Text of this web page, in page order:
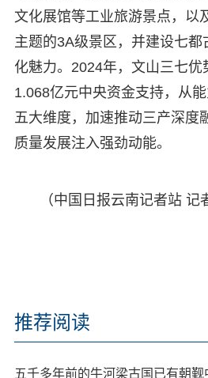
文化展馆等工业旅游景点，以
主题的3A级景区，并建设七都
化魅力。2024年，文山三七优
1.068亿元中央资金支持，从
五大维度，加速推动三产深度
质量发展注入强劲动能。
（中国日报云南记者站 记
推荐阅读
五千多年前的牛河梁古国已有朝觐